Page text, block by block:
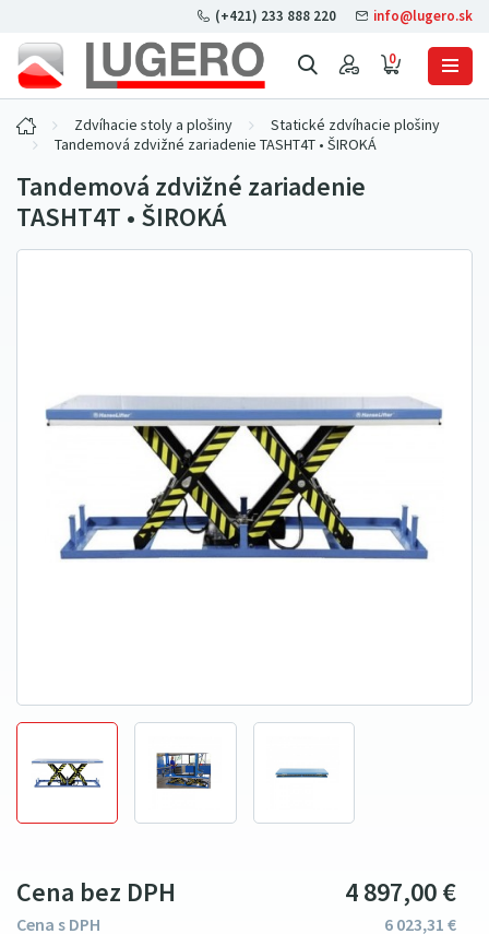
0
(+421) 233 888 220 info@lugero.sk
Zdvíhacie stoly a plošiny
Statické zdvíhacie plošiny
Tandemová zdvižné zariadenie TASHT4T • ŠIROKÁ
Tandemová zdvižné zariadenie
TASHT4T • ŠIROKÁ
Cena bez DPH 4897 00€
Cena s DPH 6023 31€